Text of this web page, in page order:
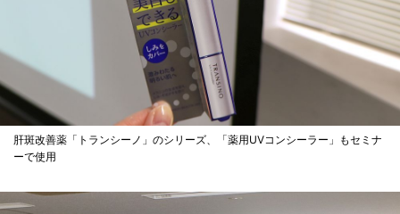
肝斑改善薬「トランシーノ」のシリーズ、「薬用UVコンシーラー」もセミナ
ーで使用